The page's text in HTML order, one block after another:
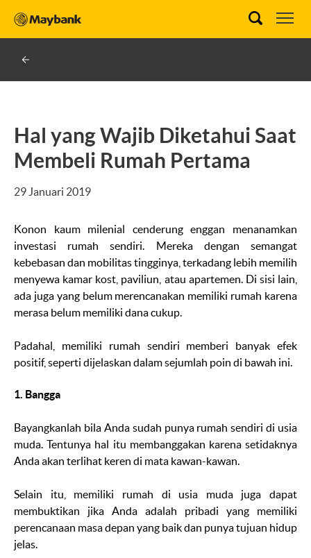
Hal yang Wajib Diketahui Saat
Membeli Rumah Pertama
29 Januari 2019
Konon kaum milenial cenderung enggan menanamkan
investasi rumah sendiri. Mereka dengan semangat
kebebasan dan mobilitas tingginya, terkadang lebih memilih
menyewa kamar kost, paviliun, atau apartemen. Di sisi lain,
ada juga yang belum merencanakan memiliki rumah karena
merasa belum memiliki dana cukup.
Padahal, memiliki rumah sendiri memberi banyak efek
positif, seperti dijelaskan dalam sejumlah poin di bawah ini.
1. Bangga
Bayangkanlah bila Anda sudah punya rumah sendiri di usia
muda. Tentunya hal itu membanggakan karena setidaknya
Anda akan terlihat keren di mata kawan-kawan.
Selain itu, memiliki rumah di usia muda juga dapat
membuktikan jika Anda adalah pribadi yang memiliki
perencanaan masa depan yang baik dan punya tujuan hidup
jelas.